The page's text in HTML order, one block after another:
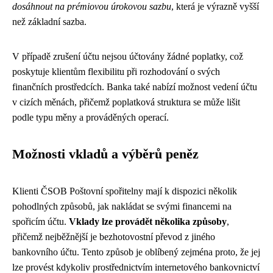
dosáhnout na prémiovou úrokovou sazbu, která je výrazně vyšší
než základní sazba.
V případě zrušení účtu nejsou účtovány žádné poplatky, což
poskytuje klientům flexibilitu při rozhodování o svých
finančních prostředcích. Banka také nabízí možnost vedení účtu
v cizích měnách, přičemž poplatková struktura se může lišit
podle typu měny a prováděných operací.
Možnosti vkladů a výběrů peněz
Klienti ČSOB Poštovní spořitelny mají k dispozici několik
pohodlných způsobů, jak nakládat se svými financemi na
spořicím účtu. Vklady lze provádět několika způsoby,
přičemž nejběžnější je bezhotovostní převod z jiného
bankovního účtu. Tento způsob je oblíbený zejména proto, že jej
lze provést kdykoliv prostřednictvím internetového bankovnictví